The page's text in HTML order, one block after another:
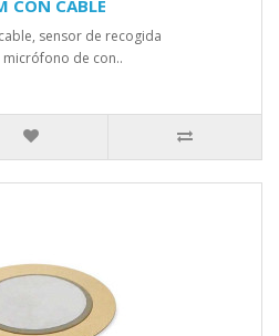
CON CABLE
sensor de recogida
de con..